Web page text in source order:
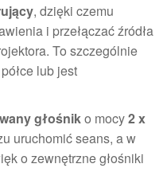
, dzięki czemu
i przełączać źródła
To szczególnie
lub jest
głośniko mocy2 x
uruchomić seans, a w
o zewnętrzne głośniki